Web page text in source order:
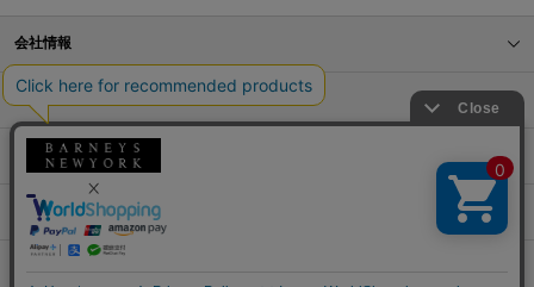
会社情報
オンラインストアショッピングガイド
店舗情報
サービス